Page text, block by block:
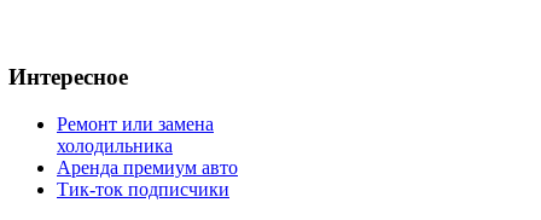
Интересное
Ремонт или замена
холодильника
Аренда премиум авто
Тик-ток подписчики